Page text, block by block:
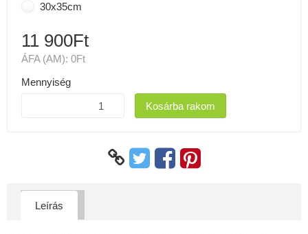
30x35cm
11 900Ft
ÁFA (AM): 0Ft
Mennyiség
Kosárba rakom
Leírás